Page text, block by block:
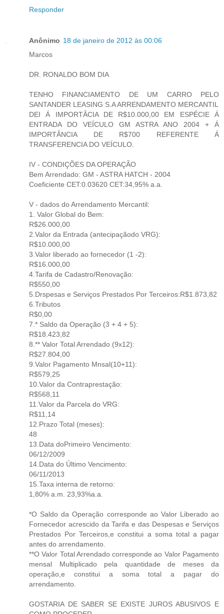
Responder
Anônimo 18 de janeiro de 2012 às 00:06
Marcos
DR. RONALDO BOM DIA
TENHO FINANCIAMENTO DE UM CARRO PELO
SANTANDER LEASING S.A ARRENDAMENTO MERCANTIL
DEI Á IMPORTÂCIA DE R$10.000,00 EM ESPÉCIE Á
ENTRADA DO VEÍCULO GM ASTRA ANO 2004 + Á
IMPORTÂNCIA DE R$700 REFERENTE Á
TRANSFERENCIA DO VEÍCULO.
IV - CONDIÇÕES DA OPERAÇÃO
Bem Arrendado: GM - ASTRA HATCH - 2004
Coeficiente CET:0.03620 CET:34,95% a.a.
V - dados do Arrendamento Mercantil:
1. Valor Global do Bem:
R$26.000,00
2.Valor da Entrada (antecipaçãodo VRG):
R$10.000,00
3.Valor liberado ao fornecedor (1 -2):
R$16.000,00
4.Tarifa de Cadastro/Renovação:
R$550,00
5.Drspesas e Serviços Prestados Por Terceiros:R$1.873,82
6.Tributos
R$0,00
7.* Saldo da Operação (3 + 4 + 5):
R$18.423,82
8.** Valor Total Arrendado (9x12):
R$27.804,00
9.Valor Pagamento Mnsal(10+11):
R$579,25
10.Valor da Contraprestação:
R$568,11
11.Valor da Parcela do VRG:
R$11,14
12.Prazo Total (meses):
48
13.Data doPrimeiro Vencimento:
06/12/2009
14.Data do Último Vencimento:
06/11/2013
15.Taxa interna de retorno:
1,80% a.m. 23,93%a.a.
*O Saldo da Operação corresponde ao Valor Liberado ao
Fornecedor acrescido da Tarifa e das Despesas e Serviços
Prestados Por Terceiros,e constitui a soma total a pagar
antes do arrendamento.
**O Valor Total Arrendado corresponde ao Valor Pagamento
mensal Multiplicado pela quantidade de meses da
operação,e constitui a soma total a pagar do
arrendamento.
GOSTARIA DE SABER SE EXISTE JUROS ABUSIVOS E